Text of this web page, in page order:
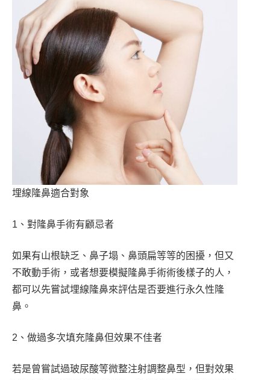
埋線隆鼻適合對象
1、對隆鼻手術有顧忌者
如果有山根缺乏、鼻子塌、鼻頭扁等等的困擾，但又
不敢動手術，或者想要模擬隆鼻手術術後樣子的人，
都可以先嘗試埋線隆鼻來評估是否要進行永久性隆
鼻。
2、做過多次填充隆鼻但效果不佳者
若是曾嘗試過玻尿酸等微整注射調整鼻型，但對效果